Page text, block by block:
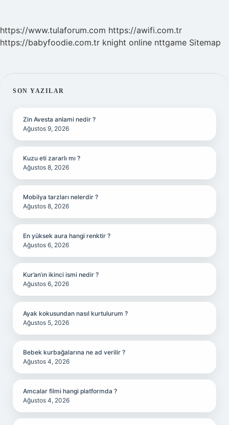
https://www.tulaforum.com https://awifi.com.tr
https://babyfoodie.com.tr knight online nttgame Sitemap
SIDEBAR
SON YAZILAR
Zin Avesta anlami nedir ?
Ağustos 9, 2026
Kuzu eti zararlı mı ?
Ağustos 8, 2026
Mobilya tarzları nelerdir ?
Ağustos 8, 2026
En yüksek aura hangi renktir ?
Ağustos 6, 2026
Kur’an’ın ikinci ismi nedir ?
Ağustos 6, 2026
Ayak kokusundan nasıl kurtulurum ?
Ağustos 5, 2026
Bebek kurbağalarına ne ad verilir ?
Ağustos 4, 2026
Amcalar filmi hangi platformda ?
Ağustos 4, 2026